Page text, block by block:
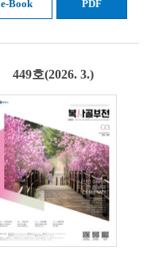
e-Book PDF
449호(2026. 3.)